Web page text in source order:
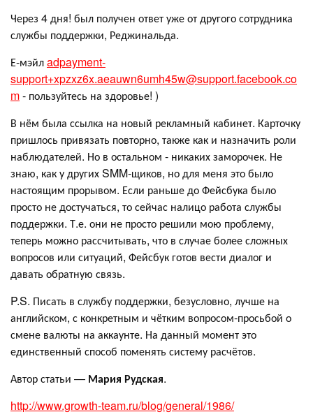
Через 4 дня! был получен ответ уже от другого сотрудника
службы поддержки, Реджинальда.
Е-мэйлadpayment-
support+xpzxz6x.aeauwn6umh45w@support.facebook.co
m- пользуйтесь на здоровье! )
В нём была ссылка на новый рекламный кабинет. Карточку
пришлось привязать повторно, также как и назначить роли
наблюдателей. Но в остальном - никаких заморочек. Не
знаю, как у других SMM-щиков, но для меня это было
настоящим прорывом. Если раньше до Фейсбука было
просто не достучаться, то сейчас налицо работа службы
поддержки. Т.е. они не просто решили мою проблему,
теперь можно рассчитывать, что в случае более сложных
вопросов или ситуаций, Фейсбук готов вести диалог и
давать обратную связь.
P.S. Писать в службу поддержки, безусловно, лучше на
английском, с конкретным и чётким вопросом-просьбой о
смене валюты на аккаунте. На данный момент это
единственный способ поменять систему расчётов.
Автор статьи — Мария Рудская.
http://www.growth-team.ru/blog/general/1986/